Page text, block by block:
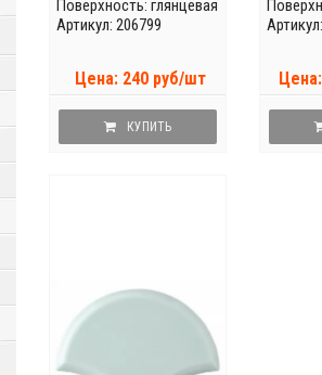
Поверхность: глянцевая
Артикул: 206799
Цена: 240 руб/шт
КУПИТЬ